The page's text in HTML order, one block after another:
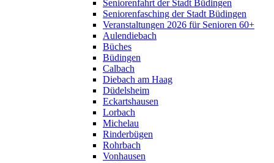
Seniorenfahrt der Stadt Büdingen
Seniorenfasching der Stadt Büdingen
Veranstaltungen 2026 für Senioren 60+
Aulendiebach
Büches
Büdingen
Calbach
Diebach am Haag
Düdelsheim
Eckartshausen
Lorbach
Michelau
Rinderbügen
Rohrbach
Vonhausen